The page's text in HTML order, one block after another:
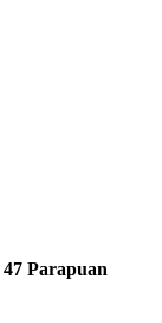
47 Parapuan